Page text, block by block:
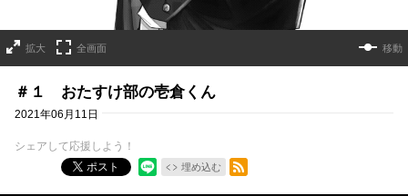
拡大 全画面 移動
＃１ おたすけ部の壱倉くん
2021年06月11日
シェアして応援しよう！
ポスト
埋め込む
RSSフィード